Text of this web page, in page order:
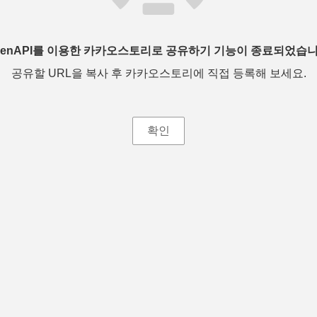
를 이용한 카카오스토리로 공유하기 기능이 종료되었습
공유할 URL을 복사 후 카카오스토리에 직접 등록해 보세요.
확인